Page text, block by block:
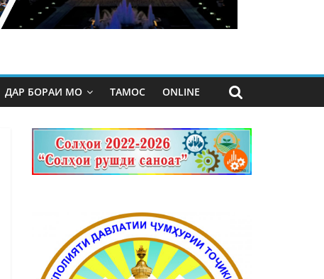
ДАР БОРАИ МО ТАМОС ONLINE